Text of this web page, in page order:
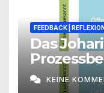
FEEDBACK |
Das
KEINE